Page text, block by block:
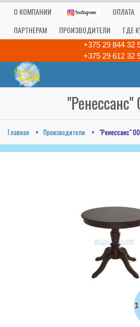
О КОМПАНИИ ОПЛАТА
ПАРТНЕРАМ
ПРОИЗВОДИТЕЛИ ГДЕ
+375 29 844 32
+375 29 612 32
Главная Производители "Ренессанс"